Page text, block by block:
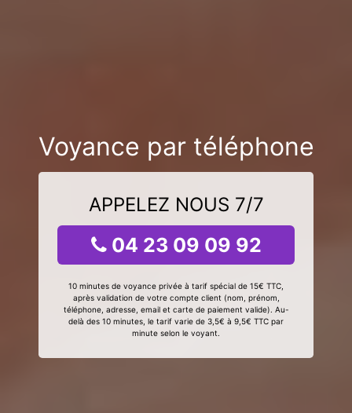
Voyance par téléphone
APPELEZ NOUS 7/7
04 23 09 09 92
10 minutes de voyance privée à tarif spécial de 15€ TTC,
après validation de votre compte client (nom, prénom,
téléphone, adresse, email et carte de paiement valide). Au-
delà des 10 minutes, le tarif varie de 3,5€ à 9,5€ TTC par
minute selon le voyant.